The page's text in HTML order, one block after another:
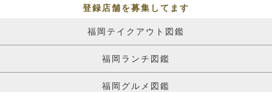
登録店舗を募集してます
福岡テイクアウト図鑑
福岡ランチ図鑑
福岡グルメ図鑑